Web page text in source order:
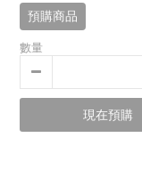
預購商品
數量
現在預購